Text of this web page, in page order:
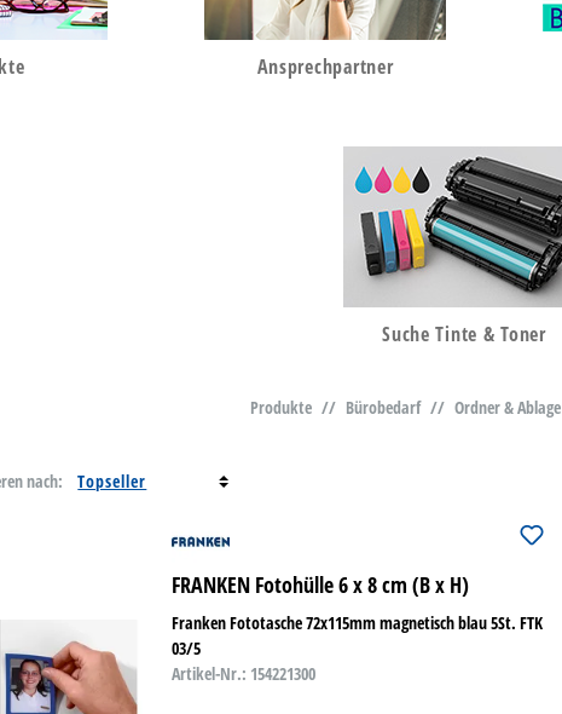
Ansprechpartner
Suche Tinte & Toner
Produkte // Bürobedarf // Ordner & Ablage
nach:
FRANKEN Fotohülle 6 x 8 cm (B x H)
Franken Fototasche 72x115mm magnetisch blau 5St. FTK
03/5
Artikel-Nr.: 154221300